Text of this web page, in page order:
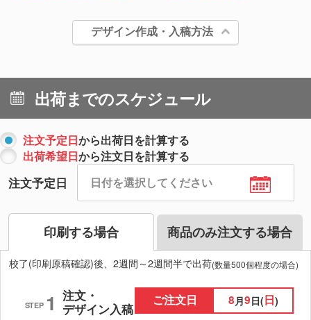
デザイン作成・入稿方法
出荷までのスケジュール
注文予定日から出荷日を計算する
出荷希望日から注文日を計算する
注文予定日
印刷する場合 商品のみ注文する場合
校了(印刷原稿確認)後、2週間～2週間半で出荷(数量500個程度の場合)
STEP 1 注文・
デザイン入稿
ご注文日 8 月9日(日)